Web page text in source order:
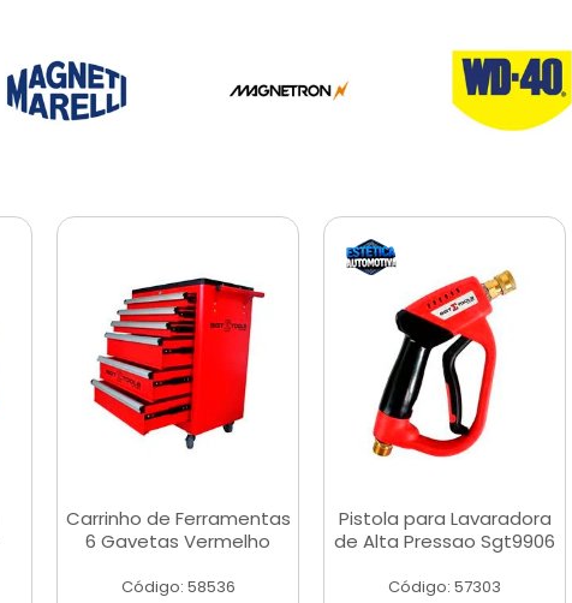
Carrinho de Ferramentas
6 Gavetas Vermelho
Código: 58536
Pistola para Lavaradora
de Alta Pressao Sgt9906
Código: 57303